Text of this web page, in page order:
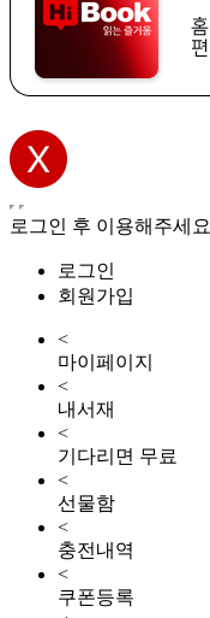
로그인 후 이용해주세요
로그인
회원가입
<
마이페이지
<
내서재
<
기다리면 무료
<
선물함
<
충전내역
<
쿠폰등록